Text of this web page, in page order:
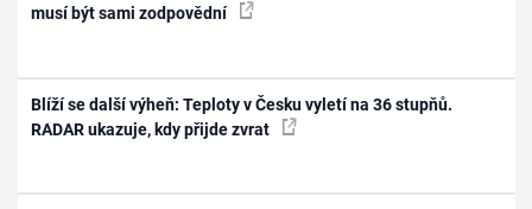
musí být sami zodpovědní
Blíží se další výheň: Teploty v Česku vyletí na 36 stupňů.
RADAR ukazuje, kdy přijde zvrat